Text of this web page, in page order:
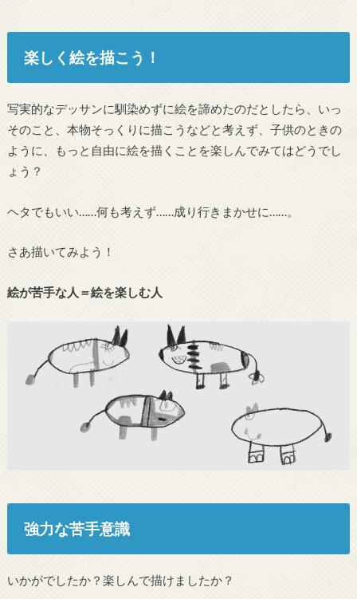
楽しく絵を描こう！
写実的なデッサンに馴染めずに絵を諦めたのだとしたら、いっ
そのこと、本物そっくりに描こうなどと考えず、子供のときの
ように、もっと自由に絵を描くことを楽しんでみてはどうでし
ょう？
ヘタでもいい……何も考えず……成り行きまかせに……。
さあ描いてみよう！
絵が苦手な人＝絵を楽しむ人
強力な苦手意識
いかがでしたか？楽しんで描けましたか？